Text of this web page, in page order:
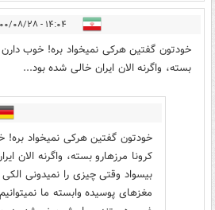
۱۴:۰۴ - ۱۴۰۰/۰۸/۲۸
خودتون گفتین هرکی نمیخواد بره! خوب دارن
بسته، واگرنه الان ایران خالی شده بود...
خودتون گفتین هرکی نمیخواد بره!
کرونا مرزهارو بسته، واگرنه الان
بیسواد وقتی چیزی را نمیدونی
مغزهای پوسیده وابسته ما